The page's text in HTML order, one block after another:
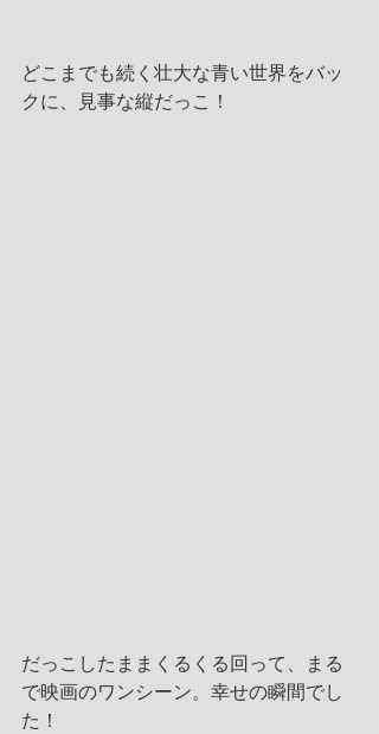
どこまでも続く壮大な青い世界をバッ
クに、見事な縦だっこ！
だっこしたままくるくる回って、まる
で映画のワンシーン。幸せの瞬間でし
た！